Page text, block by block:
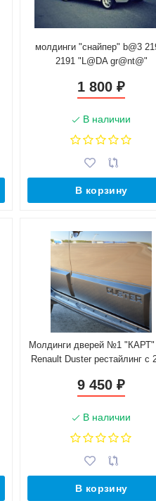
молдинги "снайпер" b@3
2191 "L@DA gr@nt@"
1 800₽
В наличии
В корзину
Молдинги дверей №1
Renault Duster рестайлинг с
9 450₽
В наличии
В корзину